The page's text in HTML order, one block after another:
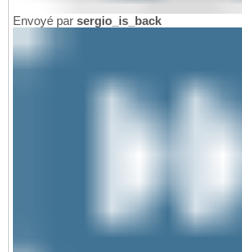
Envoyé par sergio_is_back